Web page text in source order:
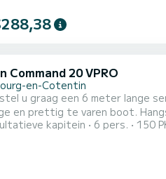
Command 20 VPRO
en-Cotentin
te varen boot. Hangstoel en grote bank. Hij is volledig
Ideaal voor een visuitje, een zeiltocht of een uitstapje naar de Kanaaleilanden. De verhuur is
kapitein 6 pers. 150